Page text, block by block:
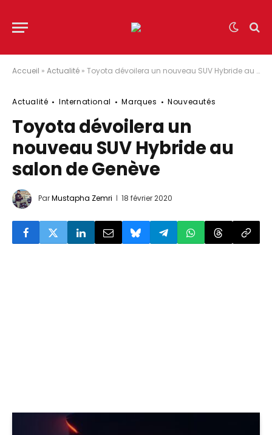
Accueil » Actualité » Toyota dévoilera un nouveau SUV Hybride au salon de Genève
Actualité International Marques Nouveautés
Toyota dévoilera un
nouveau SUV Hybride au
salon de Genève
ParMustapha Zemri 18 février 2020